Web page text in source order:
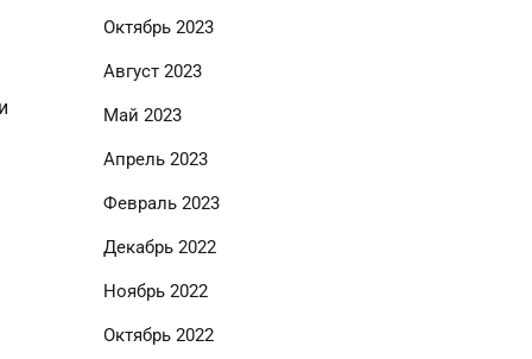
Октябрь 2023
Август 2023
Май 2023
Апрель 2023
Февраль 2023
Декабрь 2022
Ноябрь 2022
Октябрь 2022